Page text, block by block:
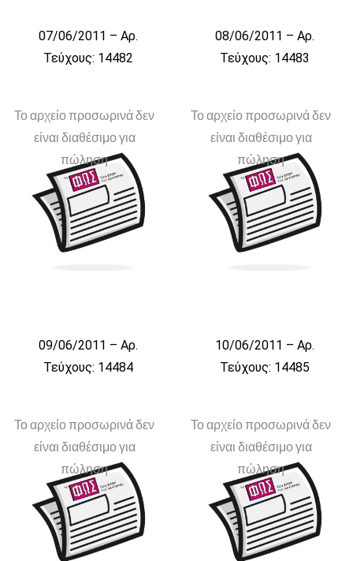
07/06/2011 – Αρ.
Τεύχους: 14482
08/06/2011 – Αρ.
Τεύχους: 14483
Το αρχείο προσωρινά δεν
είναι διαθέσιμο για
πώληση
09/06/2011 – Αρ.
Τεύχους: 14484
Το αρχείο προσωρινά δεν
είναι διαθέσιμο για
πώληση
10/06/2011 – Αρ.
Τεύχους: 14485
Το αρχείο προσωρινά δεν
είναι διαθέσιμο για
πώληση
Το αρχείο προσωρινά δεν
είναι διαθέσιμο για
πώληση